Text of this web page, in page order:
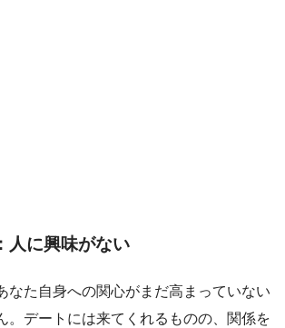
人に興味がない
なた自身への関心がまだ高まっていない
。デートには来てくれるものの、関係を